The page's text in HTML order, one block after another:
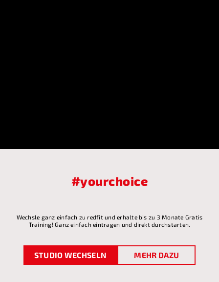
#yourchoice
Wechsle ganz einfach zu redfit und erhalte bis zu 3 Monate Gratis
Training! Ganz einfach eintragen und direkt durchstarten.
STUDIO WECHSELN MEHR DAZU